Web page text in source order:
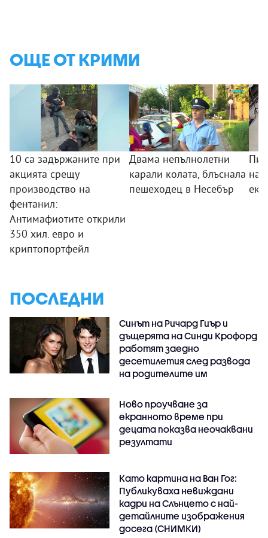
ОЩЕ ОТ КРИМИ
10 са задържаните при
акцията срещу
производство на
фентанил:
Антимафиотите открили
350 хил. евро и
криптопортфейл
Двама непълнолетни
карали колата, блъснала
пешеходец в Несебър
ПОСЛЕДНИ
Синът на Ричард Гиър и
дъщерята на Синди Крофорд
работят заедно
десетилетия след развода
на родителите им
Ново проучване за
екранното време при
децата показва неочаквани
резултати
Като картина на Ван Гог:
Публикуваха невиждани
кадри на Слънцето с най-
детайлните изображения
досега (СНИМКИ)